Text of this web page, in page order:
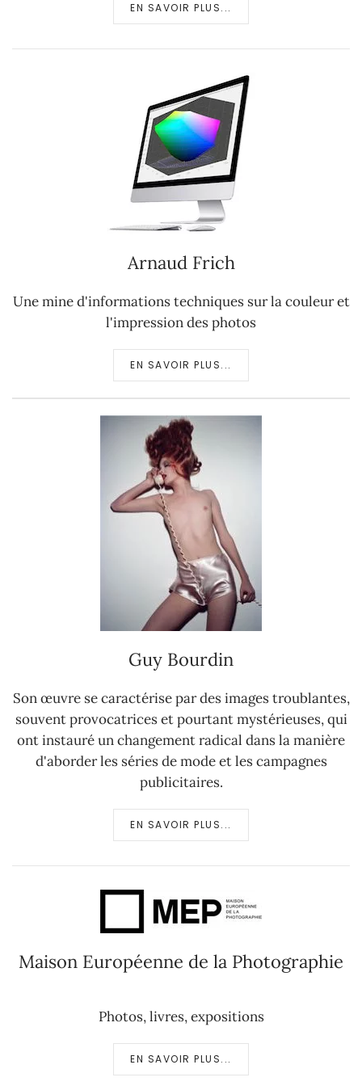
EN SAVOIR PLUS...
Arnaud Frich
Une mine d'informations techniques sur la couleur et
l'impression des photos
EN SAVOIR PLUS...
Guy Bourdin
Son œuvre se caractérise par des images troublantes,
souvent provocatrices et pourtant mystérieuses, qui
ont instauré un changement radical dans la manière
d'aborder les séries de mode et les campagnes
publicitaires.
EN SAVOIR PLUS...
Maison Européenne de la Photographie
Photos, livres, expositions
EN SAVOIR PLUS...